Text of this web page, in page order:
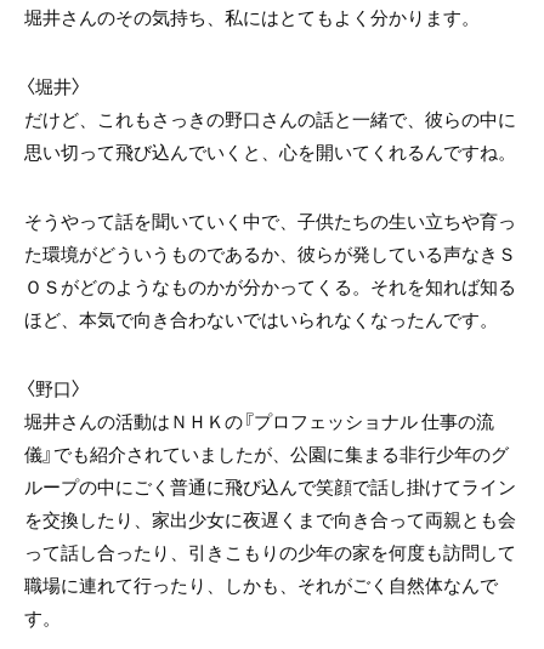
堀井さんのその気持ち、私にはとてもよく分かります。
〈堀井〉
だけど、これもさっきの野口さんの話と一緒で、彼らの中に
思い切って飛び込んでいくと、心を開いてくれるんですね。
そうやって話を聞いていく中で、子供たちの生い立ちや育っ
た環境がどういうものであるか、彼らが発している声なきＳ
ＯＳがどのようなものかが分かってくる。それを知れば知る
ほど、本気で向き合わないではいられなくなったんです。
〈野口〉
堀井さんの活動はＮＨＫの『プロフェッショナル 仕事の流
儀』でも紹介されていましたが、公園に集まる非行少年のグ
ループの中にごく普通に飛び込んで笑顔で話し掛けてライン
を交換したり、家出少女に夜遅くまで向き合って両親とも会
って話し合ったり、引きこもりの少年の家を何度も訪問して
職場に連れて行ったり、しかも、それがごく自然体なんで
す。